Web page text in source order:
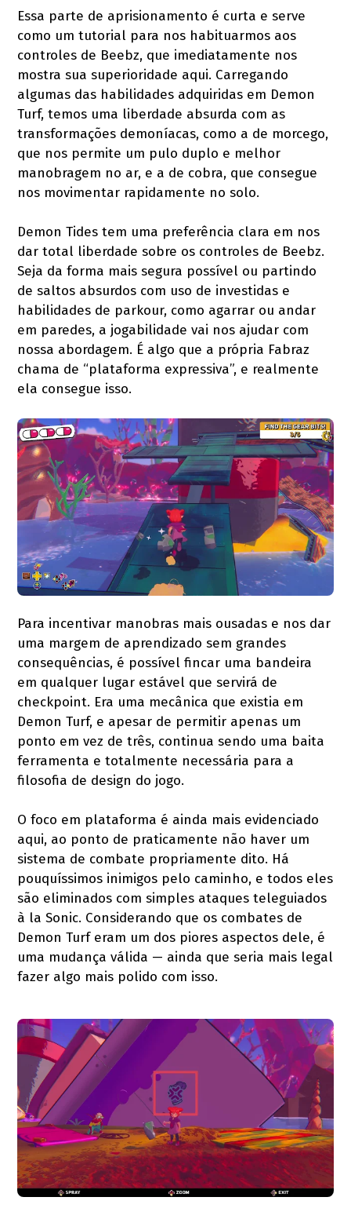
Essa parte de aprisionamento é curta e serve
como um tutorial para nos habituarmos aos
controles de Beebz, que imediatamente nos
mostra sua superioridade aqui. Carregando
algumas das habilidades adquiridas em Demon
Turf, temos uma liberdade absurda com as
transformações demoníacas, como a de morcego,
que nos permite um pulo duplo e melhor
manobragem no ar, e a de cobra, que consegue
nos movimentar rapidamente no solo.
Demon Tides tem uma preferência clara em nos
dar total liberdade sobre os controles de Beebz.
Seja da forma mais segura possível ou partindo
de saltos absurdos com uso de investidas e
habilidades de parkour, como agarrar ou andar
em paredes, a jogabilidade vai nos ajudar com
nossa abordagem. É algo que a própria Fabraz
chama de “plataforma expressiva”, e realmente
ela consegue isso.
Para incentivar manobras mais ousadas e nos dar
uma margem de aprendizado sem grandes
consequências, é possível fincar uma bandeira
em qualquer lugar estável que servirá de
checkpoint. Era uma mecânica que existia em
Demon Turf, e apesar de permitir apenas um
ponto em vez de três, continua sendo uma baita
ferramenta e totalmente necessária para a
filosofia de design do jogo.
O foco em plataforma é ainda mais evidenciado
aqui, ao ponto de praticamente não haver um
sistema de combate propriamente dito. Há
pouquíssimos inimigos pelo caminho, e todos eles
são eliminados com simples ataques teleguiados
à la Sonic. Considerando que os combates de
Demon Turf eram um dos piores aspectos dele, é
uma mudança válida — ainda que seria mais legal
fazer algo mais polido com isso.